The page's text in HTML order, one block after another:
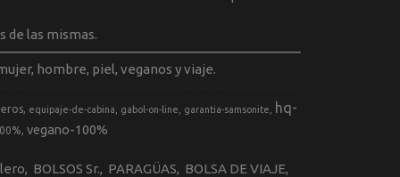
de las mismas.
hombre, piel, veganos y viaje.
equipaje-de-cabina gabol-on-line garantia-samsonite
hq-
vegano-100%
BOLSOS Sr. PARAGÜAS
BOLSA DE VIAJE